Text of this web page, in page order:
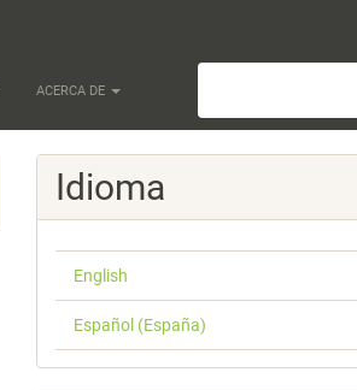
ACERCA DE
Idioma
English
Español (España)